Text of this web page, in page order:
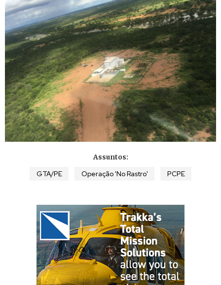
Assuntos:
GTA/PE Operação 'No Rastro' PCPE